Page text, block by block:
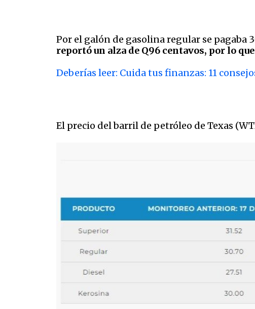
Por el galón de gasolina regular se pagaba
reportó un alza de Q96 centavos, por lo
Deberías leer: Cuida tus finanzas: 11
El precio del barril de petróleo de Texas